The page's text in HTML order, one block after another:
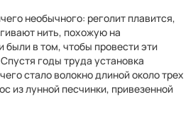
необычного: реголит плавится,
нить, похожую на
в том, чтобы провести эти
годы труда установка
стало волокно длиной около трех
из лунной песчинки, привезенной